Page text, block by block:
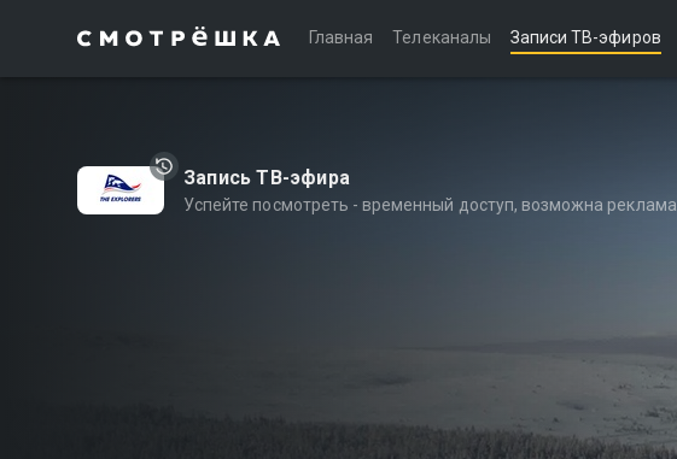
Главная Телеканалы Записи ТВ-эфиров
Запись ТВ-эфира
Успейте посмотреть - временный доступ, возможна реклама